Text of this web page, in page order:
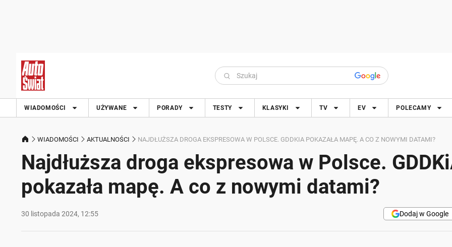
WIADOMOŚCI UŻYWANE PORADY TESTY KLASYKI TV EV POLECAMY
WIADOMOŚCI AKTUALNOŚCI NAJDŁUŻSZA DROGA EKSPRESOWA W POLSCE. GDDKIA POKAZAŁA MAPĘ. A CO Z NOWYMI DATAMI?
Najdłuższa droga ekspresowa w Polsce.
pokazała mapę. A co z nowymi datami?
30 listopada 2024, 12:55 Dodaj w Google